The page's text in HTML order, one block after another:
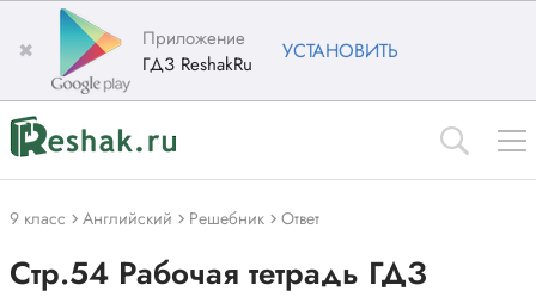
✖
Приложение
ГДЗ ReshakRu
УСТАНОВИТЬ
9 класс Английский Решебник Ответ
Стр.54 Рабочая тетрадь ГДЗ